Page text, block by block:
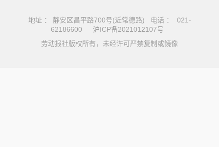
地址 ： 静安区昌平路700号(近常德路) 电话 ： 021-
62186600
沪ICP备2021012107号
劳动报社版权所有，未经许可严禁复制或镜像